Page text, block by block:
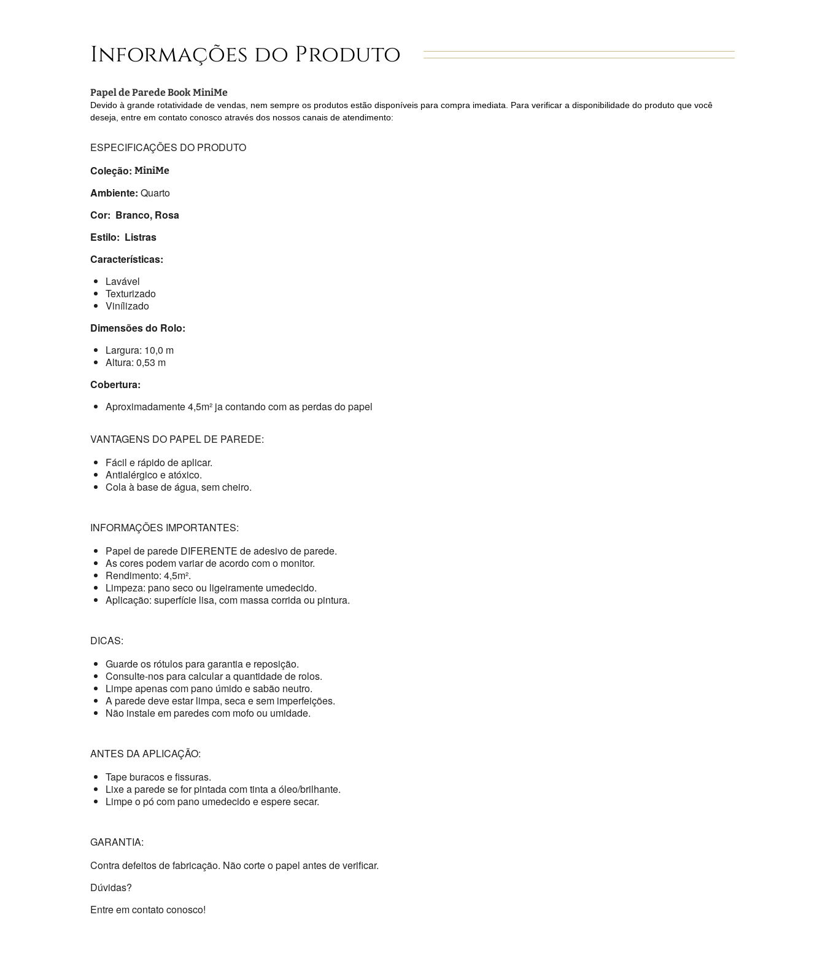
Informações do Produto
Papel de Parede Book MiniMe
Devido à grande rotatividade de vendas, nem sempre os produtos estão disponíveis para compra imediata. Para verificar a disponibilidade do produto que você
deseja, entre em contato conosco através dos nossos canais de atendimento:
ESPECIFICAÇÕES DO PRODUTO
Coleção: MiniMe
Ambiente: Quarto
Cor: Branco, Rosa
Estilo: Listras
Características:
Lavável
Texturizado
Vinílizado
Dimensões do Rolo:
Largura: 10,0 m
Altura: 0,53 m
Cobertura:
Aproximadamente 4,5m² ja contando com as perdas do papel
VANTAGENS DO PAPEL DE PAREDE:
Fácil e rápido de aplicar.
Antialérgico e atóxico.
Cola à base de água, sem cheiro.
INFORMAÇÕES IMPORTANTES:
Papel de parede DIFERENTE de adesivo de parede.
As cores podem variar de acordo com o monitor.
Rendimento: 4,5m².
Limpeza: pano seco ou ligeiramente umedecido.
Aplicação: superfície lisa, com massa corrida ou pintura.
DICAS:
Guarde os rótulos para garantia e reposição.
Consulte-nos para calcular a quantidade de rolos.
Limpe apenas com pano úmido e sabão neutro.
A parede deve estar limpa, seca e sem imperfeições.
Não instale em paredes com mofo ou umidade.
ANTES DA APLICAÇÃO:
Tape buracos e fissuras.
Lixe a parede se for pintada com tinta a óleo/brilhante.
Limpe o pó com pano umedecido e espere secar.
GARANTIA:
Contra defeitos de fabricação. Não corte o papel antes de verificar.
Dúvidas?
Entre em contato conosco!